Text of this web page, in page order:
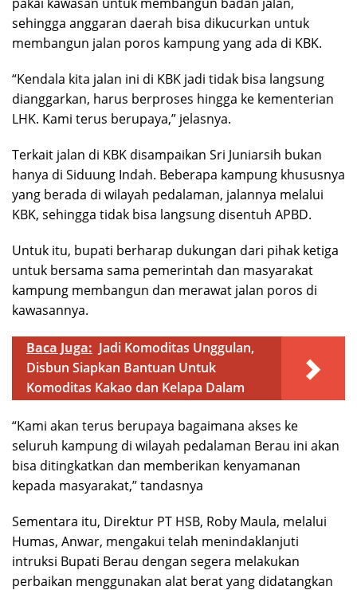
sehingga anggaran daerah bisa dikucurkan untuk
membangun jalan poros kampung yang ada di KBK.
“Kendala kita jalan ini di KBK jadi tidak bisa langsung
dianggarkan, harus berproses hingga ke kementerian
LHK. Kami terus berupaya,” jelasnya.
Terkait jalan di KBK disampaikan Sri Juniarsih bukan
hanya di Siduung Indah. Beberapa kampung khususnya
yang berada di wilayah pedalaman, jalannya melalui
KBK, sehingga tidak bisa langsung disentuh APBD.
Untuk itu, bupati berharap dukungan dari pihak ketiga
untuk bersama sama pemerintah dan masyarakat
kampung membangun dan merawat jalan poros di
kawasannya.
Baca Juga: Jadi Komoditas Unggulan,
Disbun Siapkan Bantuan Untuk
Komoditas Kakao dan Kelapa Dalam
“Kami akan terus berupaya bagaimana akses ke
seluruh kampung di wilayah pedalaman Berau ini akan
bisa ditingkatkan dan memberikan kenyamanan
kepada masyarakat,” tandasnya
Sementara itu, Direktur PT HSB, Roby Maula, melalui
Humas, Anwar, mengakui telah menindaklanjuti
intruksi Bupati Berau dengan segera melakukan
perbaikan menggunakan alat berat yang didatangkan